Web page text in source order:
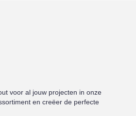
voor al jouw projecten in onze
en creëer de perfecte